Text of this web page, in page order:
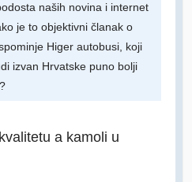
naših novina i internet
je to objektivni članak o
Higer autobusi, koji
izvan Hrvatske puno bolji
a kamoli u